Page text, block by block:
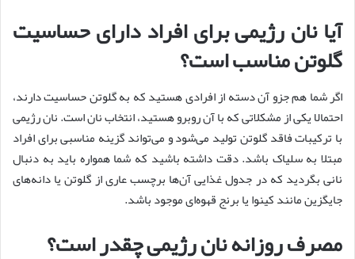
آیا نان رژیمی برای افراد دارای حساسیت
گلوتن مناسب است؟
اگر شما هم جزو آن دسته از افرادی هستید که به گلوتن حساسیت دارند،
احتمالا یکی از مشکلاتی که با آن روبرو هستید، انتخاب نان است. نان رژیمی
با ترکیبات فاقد گلوتن تولید می‌شود و می‌تواند گزینه مناسبی برای افراد
مبتلا به سلیاک باشد. دقت داشته باشید که شما همواره باید به دنبال
نانی بگردید که در جدول غذایی آن‌ها برچسب عاری از گلوتن یا دانه‌های
جایگزین مانند کینوا یا برنج قهوه‌ای موجود باشد.
مصرف روزانه نان رژیمی چقدر است؟